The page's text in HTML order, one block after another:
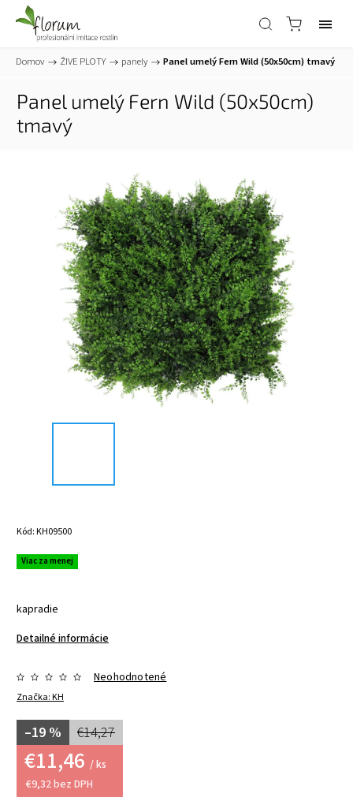
Domov / ŽIVE PLOTY / panely / Panel umelý Fern Wild (50x50cm) tmavý
Panel umelý Fern Wild (50x50cm)
tmavý
Kód:KH09500
Viac za menej
kapradie
Detailné informácie
Značka:KH
Neohodnotené
€14,27
–19 %
€11,46 / ks
€9,32 bez DPH